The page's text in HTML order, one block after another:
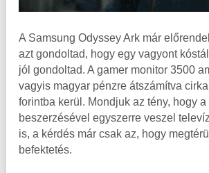
A Samsung Odyssey Ark már
azt gondoltad, hogy egy vagyont
jól gondoltad. A gamer monitor 3500
vagyis magyar pénzre átszámítva
forintba kerül. Mondjuk az tény, hogy a
beszerzésével egyszerre veszel
is, a kérdés már csak az, hogy
befektetés.